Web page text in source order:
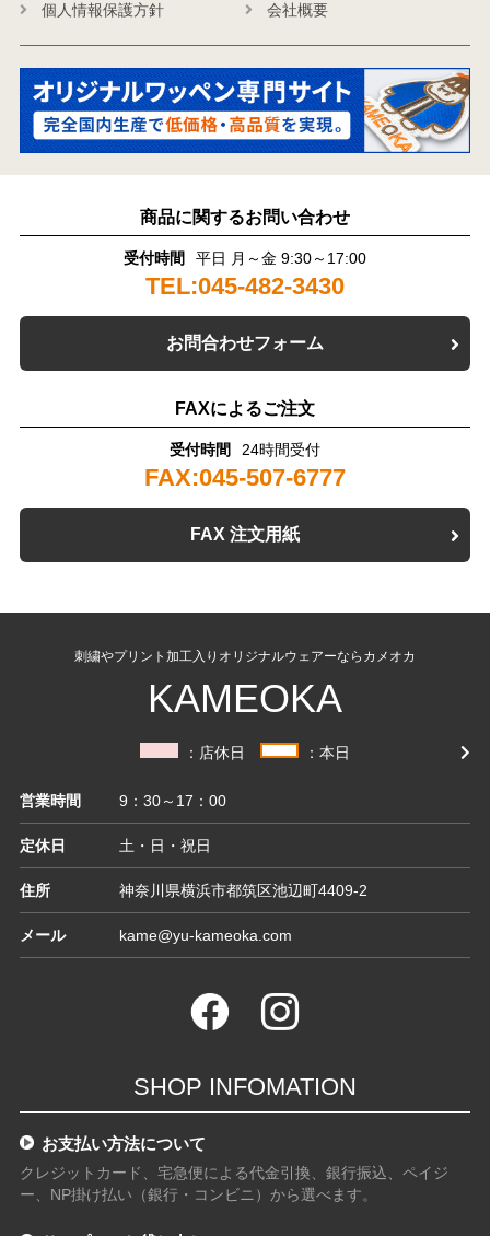
個人情報保護方針
会社概要
商品に関するお問い合わせ
受付時間 平日 月～金 9:30～17:00
TEL:045-482-3430
お問合わせフォーム
FAXによるご注文
受付時間 24時間受付
FAX:045-507-6777
FAX 注文用紙
刺繍やプリント加工入りオリジナルウェアーならカメオカ
KAMEOKA
：店休日 ：本日
営業時間 9：30～17：00
定休日 土・日・祝日
住所 神奈川県横浜市都筑区池辺町4409-2
メール kame@yu-kameoka.com
SHOP INFOMATION
お支払い方法について
クレジットカード、宅急便による代金引換、銀行振込、ペイジ
ー、NP掛け払い（銀行・コンビニ）から選べます。